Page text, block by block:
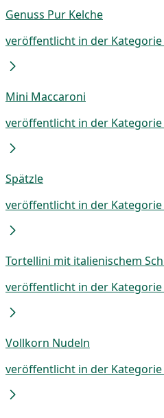
Genuss Pur Kelche
veröffentlicht in der
Mini Maccaroni
veröffentlicht in der
Spätzle
veröffentlicht in der
Tortellini mit italienischem
veröffentlicht in der
Vollkorn Nudeln
veröffentlicht in der